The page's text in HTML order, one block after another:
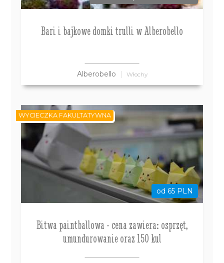
Bari i bajkowe domki trulli w Alberobello
Alberobello Włochy
od 65 PLN
Bitwa paintballowa - cena zawiera: osprzęt,
umundurowanie oraz 150 kul
WYCIECZKA FAKULTATYWNA